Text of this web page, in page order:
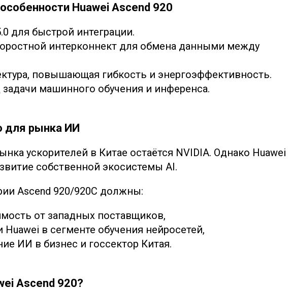
Huawei Ascend 920
для быстрой интеграции.
интерконнект для обмена данными между
повышающая гибкость и энергоэффективность.
машинного обучения и инференса.
для рынка ИИ
ускорителей в Китае остаётся NVIDIA. Однако Huawei
собственной экосистемы AI.
Ascend 920/920C должны:
от западных поставщиков,
Huawei в сегменте обучения нейросетей,
ИИ в бизнес и госсектор Китая.
Ascend 920?